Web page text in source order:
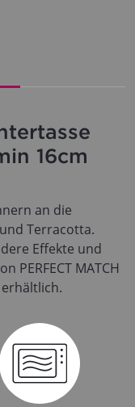
16cm
an die
Terracotta.
Effekte und
PERFECT MATCH